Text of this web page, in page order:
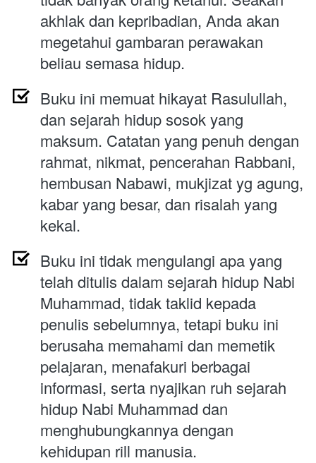
akhlak dan kepribadian, Anda akan
megetahui gambaran perawakan
beliau semasa hidup.
Buku ini memuat hikayat Rasulullah,
dan sejarah hidup sosok yang
maksum. Catatan yang penuh dengan
rahmat, nikmat, pencerahan Rabbani,
hembusan Nabawi, mukjizat yg agung,
kabar yang besar, dan risalah yang
kekal.
Buku ini tidak mengulangi apa yang
telah ditulis dalam sejarah hidup Nabi
Muhammad, tidak taklid kepada
penulis sebelumnya, tetapi buku ini
berusaha memahami dan memetik
pelajaran, menafakuri berbagai
informasi, serta nyajikan ruh sejarah
hidup Nabi Muhammad dan
menghubungkannya dengan
kehidupan rill manusia.